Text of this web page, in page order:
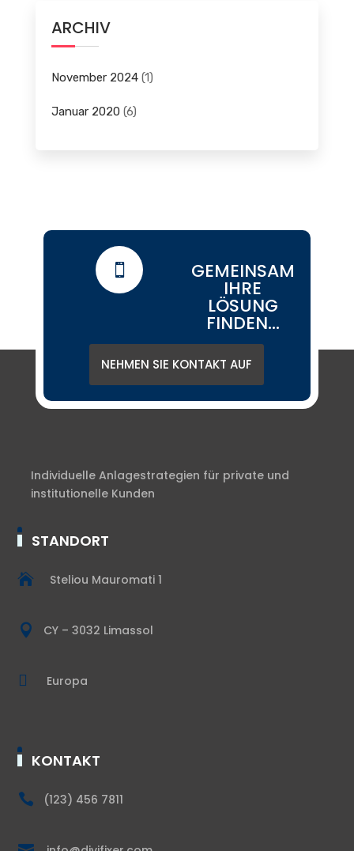
ARCHIV
November 2024(1)
Januar 2020 (6)
 GEMEINSAM
IHRE
LÖSUNG
FINDEN...
NEHMEN SIE KONTAKT AUF
Individuelle Anlagestrategien für private und
institutionelle Kunden
STANDORT
 Steliou Mauromati 1
 CY – 3032 Limassol
 Europa
KONTAKT
 (123) 456 7811